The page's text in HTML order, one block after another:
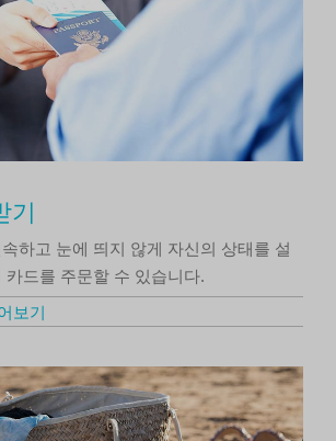
하고 눈에 띄지 않게 자신의 상태를 설
카드를 주문할 수 있습니다.
보기